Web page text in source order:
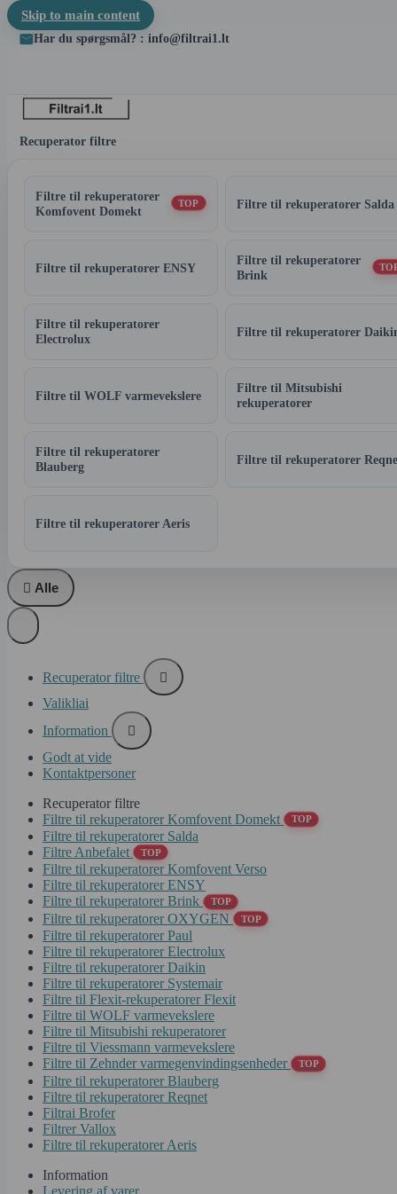
Skip to main content
Har du spørgsmål? : info@filtrai1.lt
Recuperator filtre
Filtre til rekuperatorer
Komfovent Domekt
TOP Filtre til rekuperatorer Salda
Filtre til rekuperatorer ENSY
Filtre til rekuperatorer
Brink
Filtre til rekuperatorer
Electrolux
Filtre til rekuperatorer
Filtre til WOLF varmevekslere
Filtre til Mitsubishi
rekuperatorer
Filtre til rekuperatorer
Blauberg
Filtre til rekuperatorer
Filtre til rekuperatorer Aeris
 Alle
Recuperator filtre

Valikliai
Information

Godt at vide
Kontaktpersoner
Recuperator filtre
Filtre til rekuperatorer Komfovent Domekt
TOP
Filtre til rekuperatorer Salda
Filtre Anbefalet
TOP
Filtre til rekuperatorer Komfovent Verso
Filtre til rekuperatorer ENSY
Filtre til rekuperatorer Brink
TOP
Filtre til rekuperatorer OXYGEN TOP
Filtre til rekuperatorer Paul
Filtre til rekuperatorer Electrolux
Filtre til rekuperatorer Daikin
Filtre til rekuperatorer Systemair
Filtre til Flexit-rekuperatorer Flexit
Filtre til WOLF varmevekslere
Filtre til Mitsubishi rekuperatorer
Filtre til Viessmann varmevekslere
Filtre til Zehnder varmegenvindingsenheder
TOP
Filtre til rekuperatorer Blauberg
Filtre til rekuperatorer Reqnet
Filtrai Brofer
Filtrer Vallox
Filtre til rekuperatorer Aeris
Information
Levering af varer